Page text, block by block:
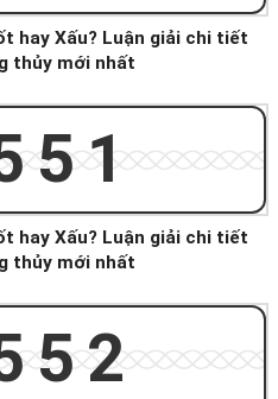
hay Xấu? Luận giải chi tiết
thủy mới nhất
hay Xấu? Luận giải chi tiết
thủy mới nhất